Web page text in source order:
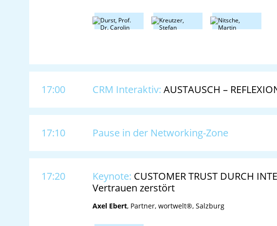
17:00 CRM Interaktiv: AUSTAUSCH –
17:10 Pause in der Networking-Zone
17:20 Keynote: CUSTOMER TRUST DURCH
Vertrauen zerstört
Axel Ebert, Partner, wortwelt®, Salzburg